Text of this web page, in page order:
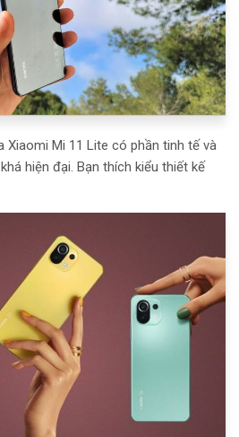
Xiaomi Mi 11 Lite có phần tinh tế và
hiện đại. Bạn thích kiểu thiết kế